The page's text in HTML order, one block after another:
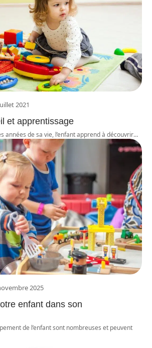
2021
et apprentissage
années de sa vie, l’enfant apprend à découvrir…
2025
enfant dans son
de l’enfant sont nombreuses et peuvent